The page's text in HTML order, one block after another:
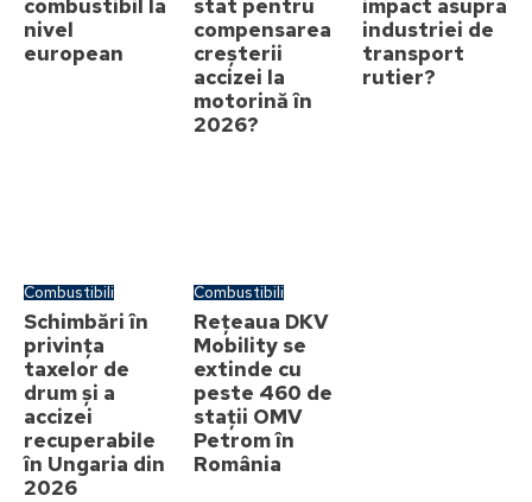
combustibil la
nivel
european
stat pentru
compensarea
creșterii
accizei la
motorină în
2026?
impact asupra
industriei de
transport
rutier?
Combustibili
Schimbări în
privința
taxelor de
drum și a
accizei
recuperabile
în Ungaria din
2026
Combustibili
Rețeaua DKV
Mobility se
extinde cu
peste 460 de
stații OMV
Petrom în
România